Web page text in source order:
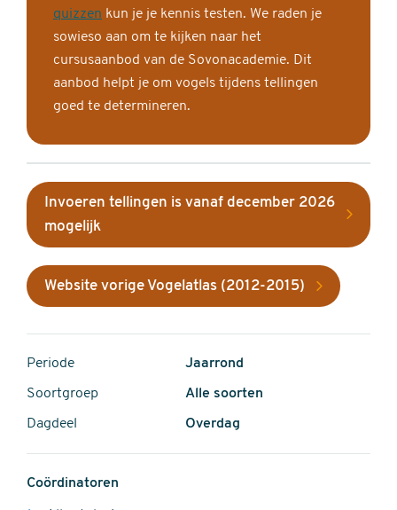
quizzen kun je je kennis testen. We raden je
sowieso aan om te kijken naar het
cursusaanbod van de Sovonacademie. Dit
aanbod helpt je om vogels tijdens tellingen
goed te determineren.
Invoeren tellingen is vanaf december 2026
mogelijk
Website vorige Vogelatlas (2012-2015)
Periode Jaarrond
Soortgroep Alle soorten
Dagdeel Overdag
Coördinatoren